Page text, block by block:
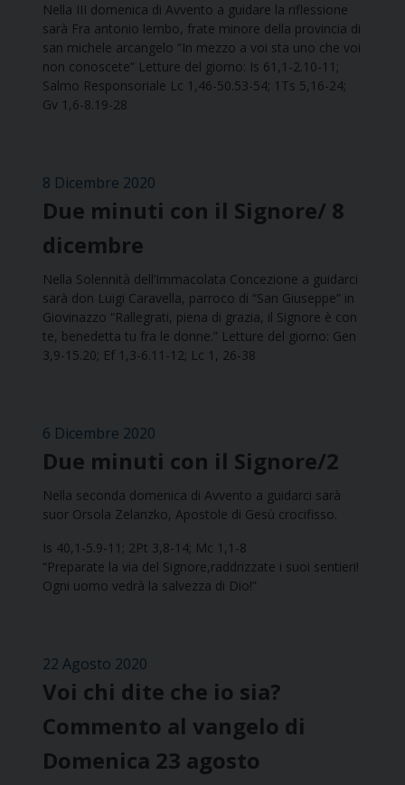
Nella III domenica di Avvento a guidare la riflessione
sarà Fra antonio lembo, frate minore della provincia di
san michele arcangelo “In mezzo a voi sta uno che voi
non conoscete” Letture del giorno: Is 61,1-2.10-11;
Salmo Responsoriale Lc 1,46-50.53-54; 1Ts 5,16-24;
Gv 1,6-8.19-28
8 Dicembre 2020
Due minuti con il Signore/ 8
dicembre
Nella Solennità dell’Immacolata Concezione a guidarci
sarà don Luigi Caravella, parroco di “San Giuseppe” in
Giovinazzo “Rallegrati, piena di grazia, il Signore è con
te, benedetta tu fra le donne.” Letture del giorno: Gen
3,9-15.20; Ef 1,3-6.11-12; Lc 1, 26-38
6 Dicembre 2020
Due minuti con il Signore/2
Nella seconda domenica di Avvento a guidarci sarà
suor Orsola Zelanzko, Apostole di Gesù crocifisso.
Is 40,1-5.9-11; 2Pt 3,8-14; Mc 1,1-8
“Preparate la via del Signore,raddrizzate i suoi sentieri!
Ogni uomo vedrà la salvezza di Dio!”
22 Agosto 2020
Voi chi dite che io sia?
Commento al vangelo di
Domenica 23 agosto